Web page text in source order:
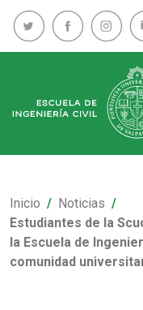
Inicio
Noticias
Estudiantes de la
la Escuela de
comunidad